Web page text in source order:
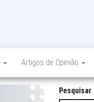
Artigos de Opinião
Pesquisar